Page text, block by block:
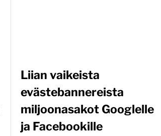
Liian vaikeista
evästebannereista
miljoonasakot Googlelle
ja Facebookille